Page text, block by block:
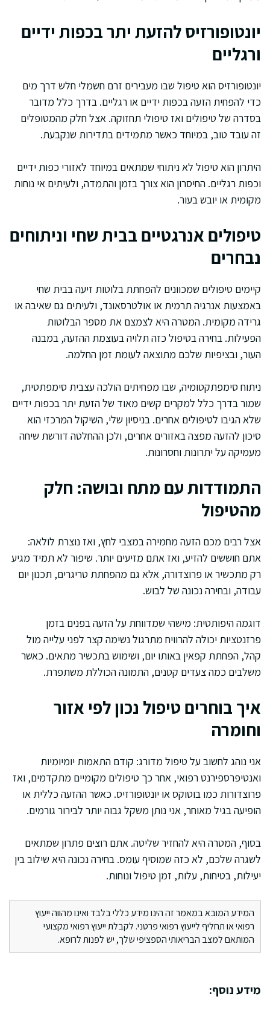
יונטופורזיס להזעת יתר בכפות ידיים
ורגליים
יונטופורזיס הוא טיפול שבו מעבירים זרם חשמלי חלש דרך מים
כדי להפחית הזעה בכפות ידיים או רגליים. בדרך כלל מדובר
בסדרה של טיפולים ואז טיפולי תחזוקה. אצל חלק מהמטופלים
זה עובד טוב, במיוחד כאשר מתמידים בתדירות שנקבעת.
היתרון הוא טיפול לא ניתוחי שמתאים במיוחד לאזורי כפות ידיים
וכפות רגליים. החיסרון הוא צורך בזמן והתמדה, ולעיתים אי נוחות
מקומית או יובש בעור.
טיפולים אנרגטיים בבית שחי וניתוחים
נבחרים
קיימים טיפולים שמכוונים להפחתת בלוטות זיעה בבית שחי
באמצעות אנרגיה תרמית או אולטרסאונד, ולעיתים גם שאיבה או
גרידה מקומית. המטרה היא לצמצם את מספר הבלוטות
הפעילות. בחירה בטיפול כזה תלויה בעוצמת ההזעה, במבנה
העור, ובציפיות שלכם מתוצאה לעומת זמן החלמה.
ניתוח סימפתקטומיה, שבו מפחיתים הולכה עצבית סימפתטית,
שמור בדרך כלל למקרים קשים מאוד של הזעת יתר בכפות ידיים
שלא הגיבו לטיפולים אחרים. בניסיון שלי, השיקול המרכזי הוא
סיכון להזעה מפצה באזורים אחרים, ולכן ההחלטה דורשת שיחה
מעמיקה על יתרונות וחסרונות.
התמודדות עם מתח ובושה: חלק
מהטיפול
אצל רבים מכם הזעה מחמירה במצבי לחץ, ואז נוצרת לולאה:
אתם חוששים להזיע, ואז אתם מזיעים יותר. שיפור לא תמיד מגיע
רק מתכשיר או פרוצדורה, אלא גם מהפחתת טריגרים, תכנון יום
עבודה, ובחירה נכונה של לבוש.
דוגמה היפותטית: מישהי שמדווחת על הזעה בפנים בזמן
פרזנטציות יכולה להרוויח מתרגול נשימה קצר לפני עלייה מול
קהל, הפחתת קפאין באותו יום, ושימוש בתכשיר מתאים. כאשר
משלבים כמה צעדים קטנים, התמונה הכוללת משתפרת.
איך בוחרים טיפול נכון לפי אזור
וחומרה
אני נוהג לחשוב על טיפול מדורג: קודם התאמות יומיומיות
ואנטיפרספירנט רפואי, אחר כך טיפולים מקומיים מתקדמים, ואז
פרוצדורות כמו בוטוקס או יונטופורזיס. כאשר ההזעה כללית או
הופיעה בגיל מאוחר, אני נותן משקל גבוה יותר לבירור גורמים.
בסוף, המטרה היא להחזיר שליטה. אתם רוצים פתרון שמתאים
לשגרה שלכם, לא כזה שמוסיף עומס. בחירה נכונה היא שילוב בין
יעילות, בטיחות, עלות, זמן טיפול ונוחות.
המידע המובא במאמר זה הינו מידע כללי בלבד ואינו מהווה ייעוץ
רפואי או תחליף לייעוץ רפואי פרטני. לקבלת ייעוץ רפואי מקצועי
המותאם למצב הבריאותי הספציפי שלך, יש לפנות לרופא.
מידע נוסף: